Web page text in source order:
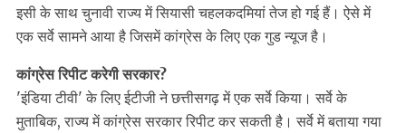
इसी के साथ चुनावी राज्य में सियासी चहलकदमियां तेज हो गई हैं। ऐसे में
एक सर्वे सामने आया है जिसमें कांग्रेस के लिए एक गुड न्यूज है।
कांग्रेस रिपीट करेगी सरकार?
'इंडिया टीवी' के लिए ईटीजी ने छत्तीसगढ़ में एक सर्वे किया। सर्वे के
मुताबिक, राज्य में कांग्रेस सरकार रिपीट कर सकती है। सर्वे में बताया गया